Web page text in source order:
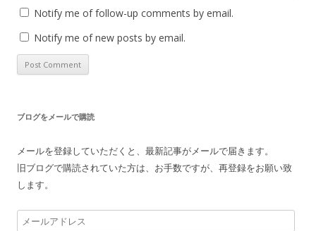
Notify me of follow-up comments by email.
Notify me of new posts by email.
ブログをメールで購読
メールを登録していただくと、最新記事がメールで届きます。
旧ブログで購読されていた方は、お手数ですが、再登録をお願い致
します。
メ